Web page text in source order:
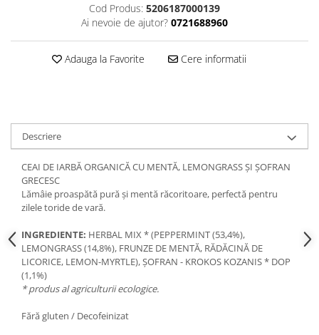
Cod Produs: 5206187000139
Ai nevoie de ajutor? 0721688960
Adauga la Favorite Cere informatii
Descriere
CEAI DE IARBĂ ORGANICĂ CU MENTĂ, LEMONGRASS ȘI ȘOFRAN
GRECESC
Lămâie proaspătă pură și mentă răcoritoare, perfectă pentru
zilele toride de vară.
INGREDIENTE: ΗERBAL ΜIX * (PEPPERMINT (53,4%),
LEMONGRASS (14,8%), FRUNZE DE MENTĂ, RĂDĂCINĂ DE
LICORICE, LEMON-MYRTLE), ȘOFRAN - KROKOS KOZANIS * DOP
(1,1%)
* produs al agriculturii ecologice.
Fără gluten / Decofeinizat